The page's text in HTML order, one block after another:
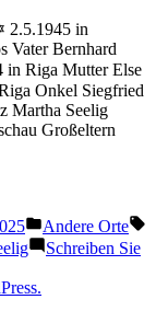
2.5.1945 in
Vater Bernhard
in Riga Mutter Else
Onkel Siegfried
Martha Seelig
Großeltern
Veröffentlicht
in
Andere Orte
Schreiben Sie